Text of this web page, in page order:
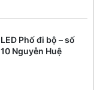
LED Phố đi bộ – số
10 Nguyễn Huệ